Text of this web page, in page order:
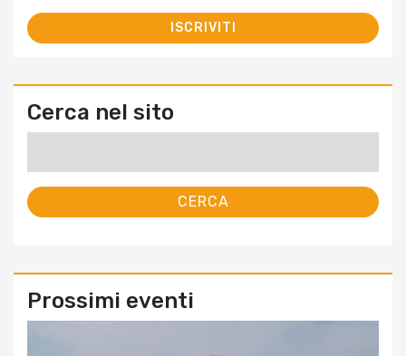
Cerca nel sito
Prossimi eventi